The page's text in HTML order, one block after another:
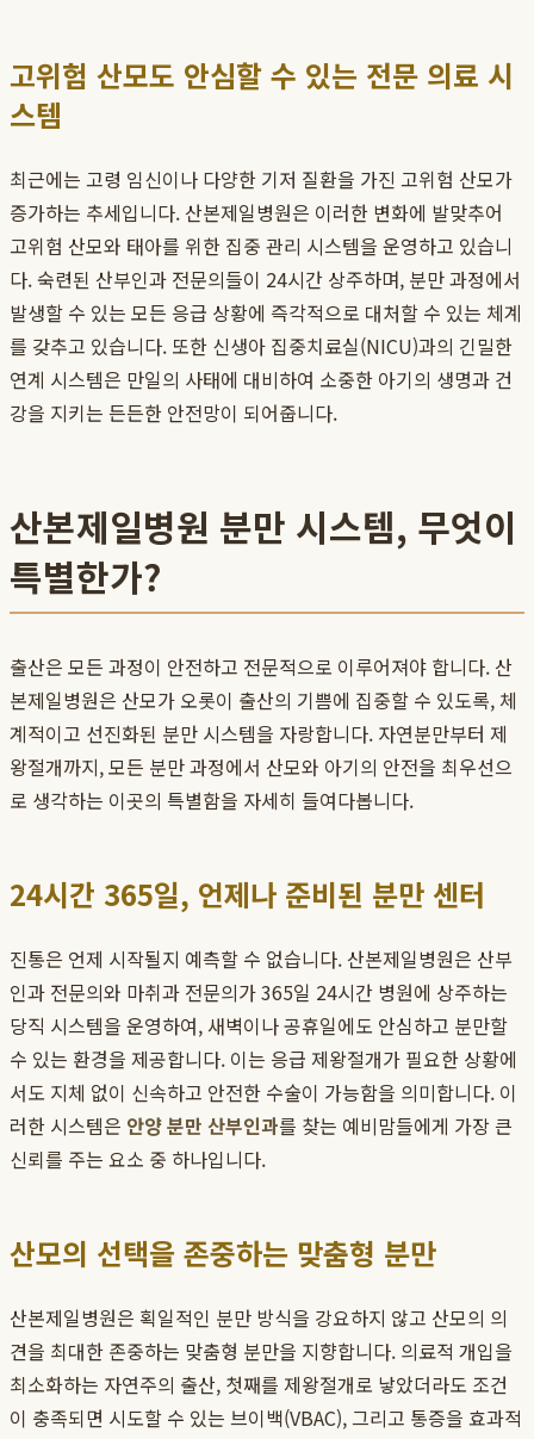
고위험 산모도 안심할 수 있는 전문 의료 시
스템
최근에는 고령 임신이나 다양한 기저 질환을 가진 고위험 산모가
증가하는 추세입니다. 산본제일병원은 이러한 변화에 발맞추어
고위험 산모와 태아를 위한 집중 관리 시스템을 운영하고 있습니
다. 숙련된 산부인과 전문의들이 24시간 상주하며, 분만 과정에서
발생할 수 있는 모든 응급 상황에 즉각적으로 대처할 수 있는 체계
를 갖추고 있습니다. 또한 신생아 집중치료실(NICU)과의 긴밀한
연계 시스템은 만일의 사태에 대비하여 소중한 아기의 생명과 건
강을 지키는 든든한 안전망이 되어줍니다.
산본제일병원 분만 시스템, 무엇이
특별한가?
출산은 모든 과정이 안전하고 전문적으로 이루어져야 합니다. 산
본제일병원은 산모가 오롯이 출산의 기쁨에 집중할 수 있도록, 체
계적이고 선진화된 분만 시스템을 자랑합니다. 자연분만부터 제
왕절개까지, 모든 분만 과정에서 산모와 아기의 안전을 최우선으
로 생각하는 이곳의 특별함을 자세히 들여다봅니다.
24시간 365일, 언제나 준비된 분만 센터
진통은 언제 시작될지 예측할 수 없습니다. 산본제일병원은 산부
인과 전문의와 마취과 전문의가 365일 24시간 병원에 상주하는
당직 시스템을 운영하여, 새벽이나 공휴일에도 안심하고 분만할
수 있는 환경을 제공합니다. 이는 응급 제왕절개가 필요한 상황에
서도 지체 없이 신속하고 안전한 수술이 가능함을 의미합니다. 이
러한 시스템은 안양 분만 산부인과를 찾는 예비맘들에게 가장 큰
신뢰를 주는 요소 중 하나입니다.
산모의 선택을 존중하는 맞춤형 분만
산본제일병원은 획일적인 분만 방식을 강요하지 않고 산모의 의
견을 최대한 존중하는 맞춤형 분만을 지향합니다. 의료적 개입을
최소화하는 자연주의 출산, 첫째를 제왕절개로 낳았더라도 조건
이 충족되면 시도할 수 있는 브이백(VBAC), 그리고 통증을 효과적